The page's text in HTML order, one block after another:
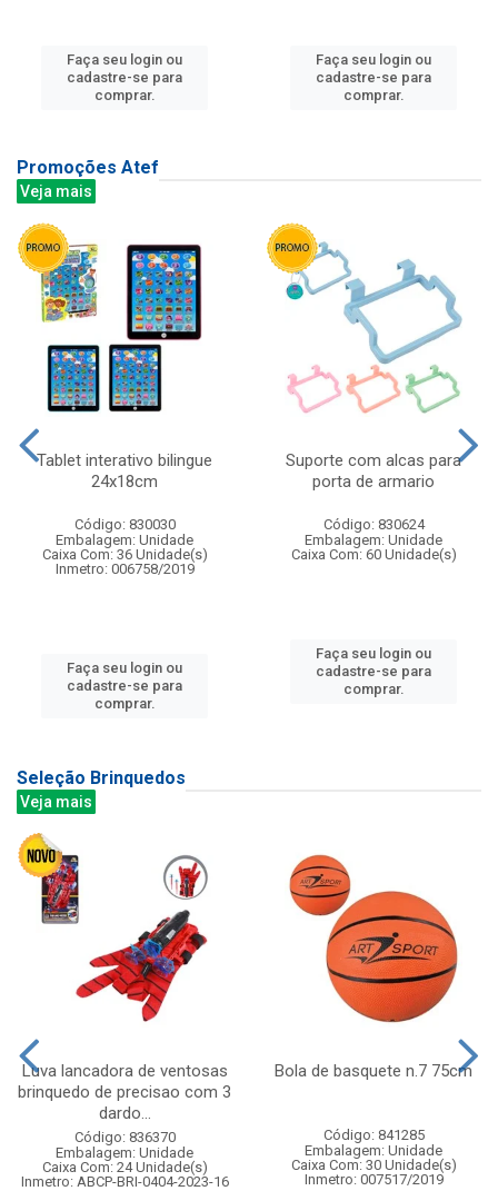
Faça seu login ou
cadastre-se para
comprar.
Faça seu login ou
cadastre-se para
comprar.
Promoções Atef
Veja mais
Tablet interativo bilingue
24x18cm
Código: 830030
Embalagem: Unidade
Caixa Com: 36 Unidade(s)
Inmetro: 006758/2019
Faça seu login ou
cadastre-se para
comprar.
Suporte com alcas para
porta de armario
Código: 830624
Embalagem: Unidade
Caixa Com: 60 Unidade(s)
Faça seu login ou
cadastre-se para
comprar.
Seleção Brinquedos
Veja mais
Luva lancadora de ventosas
brinquedo de precisao com 3
dardo...
Código: 836370
Embalagem: Unidade
Caixa Com: 24 Unidade(s)
Inmetro: ABCP-BRI-0404-2023-16
Bola de basquete n.7 75cm
Código: 841285
Embalagem: Unidade
Caixa Com: 30 Unidade(s)
Inmetro: 007517/2019